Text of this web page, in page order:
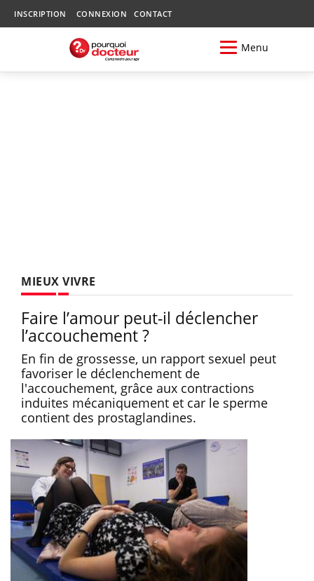
INSCRIPTION CONNEXION CONTACT
Menu
MIEUX VIVRE
Faire l’amour peut-il déclencher
l’accouchement ?
En fin de grossesse, un rapport sexuel peut
favoriser le déclenchement de
l'accouchement, grâce aux contractions
induites mécaniquement et car le sperme
contient des prostaglandines.